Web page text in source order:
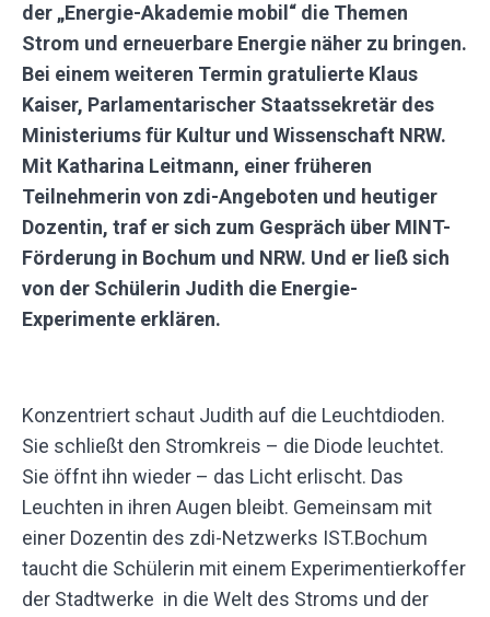
der „Energie-Akademie mobil“ die Themen
Strom und erneuerbare Energie näher zu bringen.
Bei einem weiteren Termin gratulierte Klaus
Kaiser, Parlamentarischer Staatssekretär des
Ministeriums für Kultur und Wissenschaft NRW.
Mit Katharina Leitmann, einer früheren
Teilnehmerin von zdi-Angeboten und heutiger
Dozentin, traf er sich zum Gespräch über MINT-
Förderung in Bochum und NRW. Und er ließ sich
von der Schülerin Judith die Energie-
Experimente erklären.
Konzentriert schaut Judith auf die Leuchtdioden.
Sie schließt den Stromkreis – die Diode leuchtet.
Sie öffnt ihn wieder – das Licht erlischt. Das
Leuchten in ihren Augen bleibt. Gemeinsam mit
einer Dozentin des zdi-Netzwerks IST.Bochum
taucht die Schülerin mit einem Experimentierkoffer
der Stadtwerke in die Welt des Stroms und der